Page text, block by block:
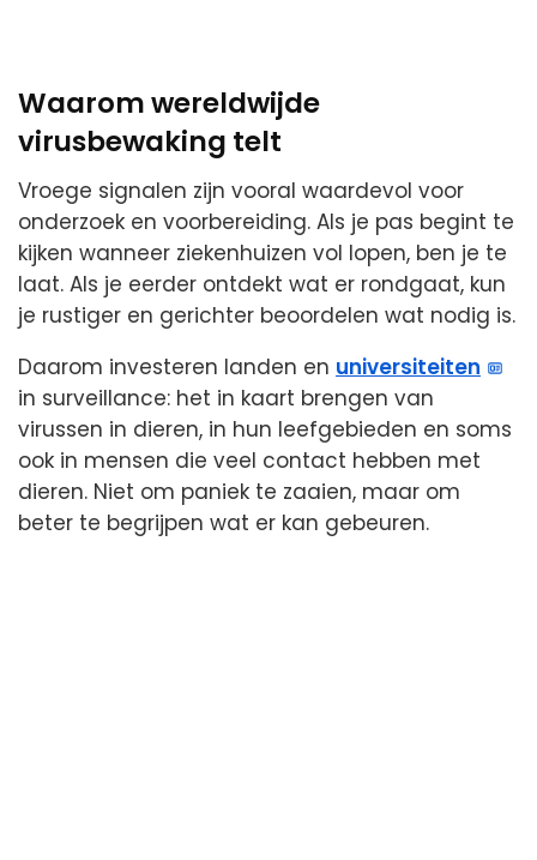
Waarom wereldwijde
virusbewaking telt
Vroege signalen zijn vooral waardevol voor
onderzoek en voorbereiding. Als je pas begint te
kijken wanneer ziekenhuizen vol lopen, ben je te
laat. Als je eerder ontdekt wat er rondgaat, kun
je rustiger en gerichter beoordelen wat nodig is.
Daarom investeren landen en universiteiten
in surveillance: het in kaart brengen van
virussen in dieren, in hun leefgebieden en soms
ook in mensen die veel contact hebben met
dieren. Niet om paniek te zaaien, maar om
beter te begrijpen wat er kan gebeuren.